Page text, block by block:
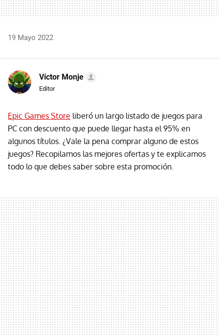
19 Mayo 2022
Víctor Monje
Editor
Epic Games Store liberó un largo listado de juegos para
PC con descuento que puede llegar hasta el 95% en
algunos títulos. ¿Vale la pena comprar alguno de estos
juegos? Recopilamos las mejores ofertas y te explicamos
todo lo que debes saber sobre esta promoción.